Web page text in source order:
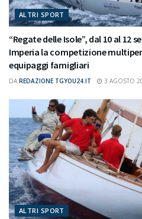
ALTRI SPORT
“Regate delle Isole”, dal 10 al 12
Imperia la competizione
equipaggi famigliari
DA REDAZIONE TGYOU24.IT 3 AGOSTO
ALTRI SPORT